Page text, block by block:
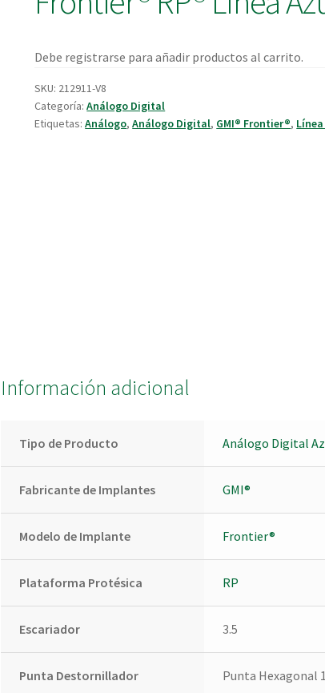
Debe registrarse para añadir productos al carrito.
SKU: 212911-V8
Categoría:Análogo Digital
Etiquetas:Análogo,Análogo Digital, GMI® Frontier®,
Información adicional
Tipo de Producto Análogo Digital
Fabricante de Implantes GMI®
Modelo de Implante Frontier®
Plataforma Protésica RP
Escariador 3.5
Punta Destornillador Punta Hexagonal